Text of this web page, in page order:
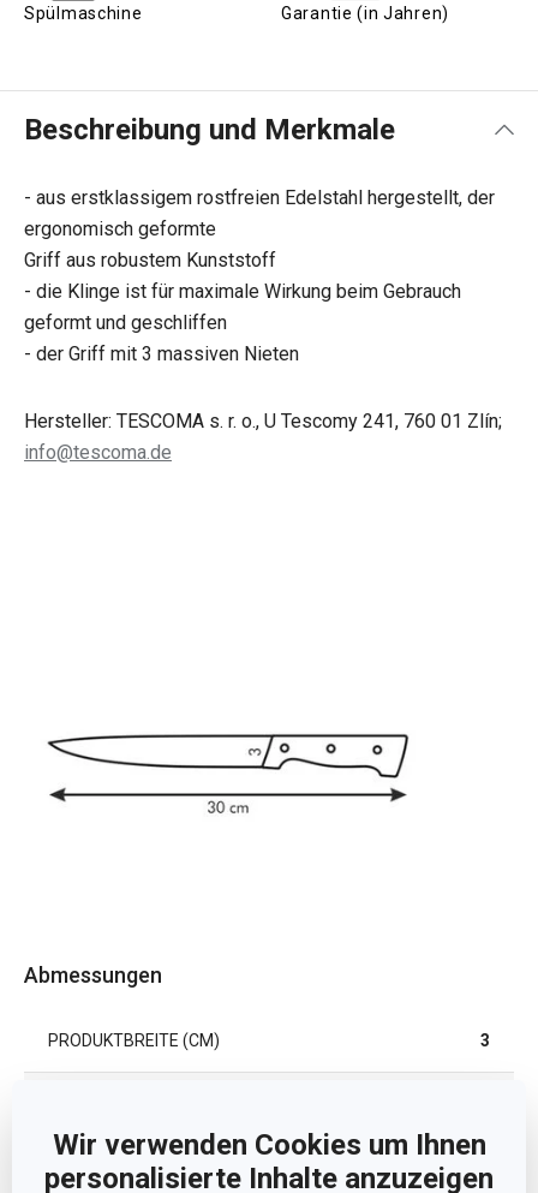
Wir verwenden Cookies um Ihnen
personalisierte Inhalte anzuzeigen
Spülmaschine Garantie (in Jahren)
Beschreibung und Merkmale
- aus erstklassigem rostfreien Edelstahl hergestellt, der
ergonomisch geformte
Griff aus robustem Kunststoff
- die Klinge ist für maximale Wirkung beim Gebrauch
geformt und geschliffen
- der Griff mit 3 massiven Nieten
Hersteller: TESCOMA s. r. o., U Tescomy 241, 760 01 Zlín;
info@tescoma.de
Abmessungen
PRODUKTBREITE (CM) 3
KLINGENLÄNGE (CM)